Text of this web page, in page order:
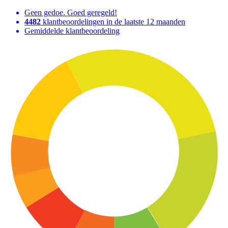
Geen gedoe. Goed geregeld!
4482 klantbeoordelingen in de laatste 12 maanden
Gemiddelde klantbeoordeling